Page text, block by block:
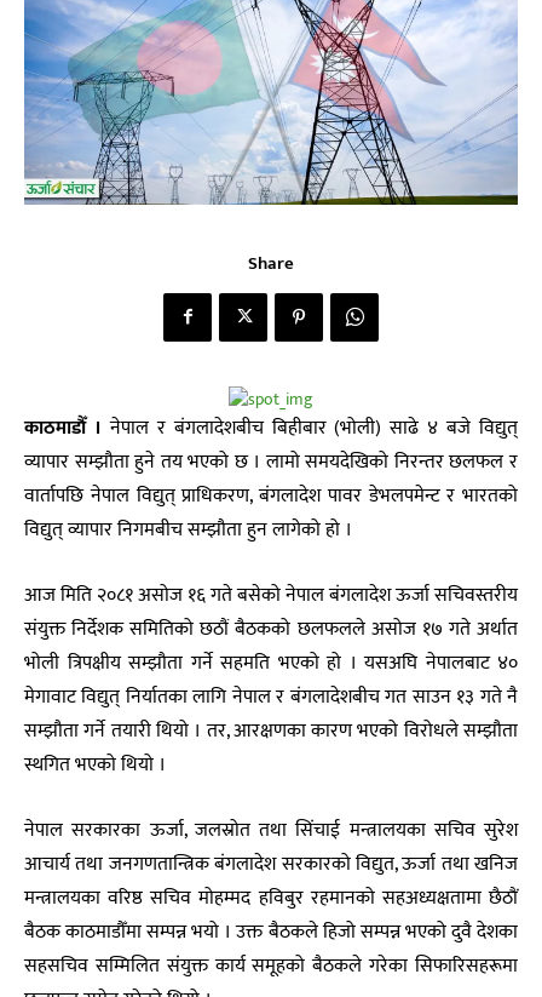
Share
काठमाडाैँ । नेपाल र बंगलादेशबीच बिहीबार (भोली) साढे ४ बजे विद्युत्
व्यापार सम्झौता हुने तय भएको छ । लामो समयदेखिको निरन्तर छलफल र
वार्तापछि नेपाल विद्युत् प्राधिकरण, बंगलादेश पावर डेभलपमेन्ट र भारतको
विद्युत् व्यापार निगमबीच सम्झौता हुन लागेको हो ।
आज मिति २०८१ असोज १६ गते बसेको नेपाल बंगलादेश ऊर्जा सचिवस्तरीय
संयुक्त निर्देशक समितिको छठौं बैठकको छलफलले असोज १७ गते अर्थात
भोली त्रिपक्षीय सम्झौता गर्ने सहमति भएको हो । यसअघि नेपालबाट ४०
मेगावाट विद्युत् निर्यातका लागि नेपाल र बंगलादेशबीच गत साउन १३ गते नै
सम्झौता गर्ने तयारी थियो । तर, आरक्षणका कारण भएको विरोधले सम्झौता
स्थगित भएको थियो ।
नेपाल सरकारका ऊर्जा, जलस्रोत तथा सिंचाई मन्त्रालयका सचिव सुरेश
आचार्य तथा जनगणतान्त्रिक बंगलादेश सरकारको विद्युत, ऊर्जा तथा खनिज
मन्त्रालयका वरिष्ठ सचिव मोहम्मद हविबुर रहमानको सहअध्यक्षतामा छैठाैं
बैठक काठमाडौँमा सम्पन्न भयो । उक्त बैठकले हिजो सम्पन्न भएको दुवै देशका
सहसचिव सम्मिलित संयुक्त कार्य समूहको बैठकले गरेका सिफारिसहरूमा